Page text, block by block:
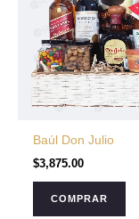
Baúl Don Julio
$3,875.00
COMPRAR